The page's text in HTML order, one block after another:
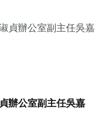
辦公室副主任吳嘉